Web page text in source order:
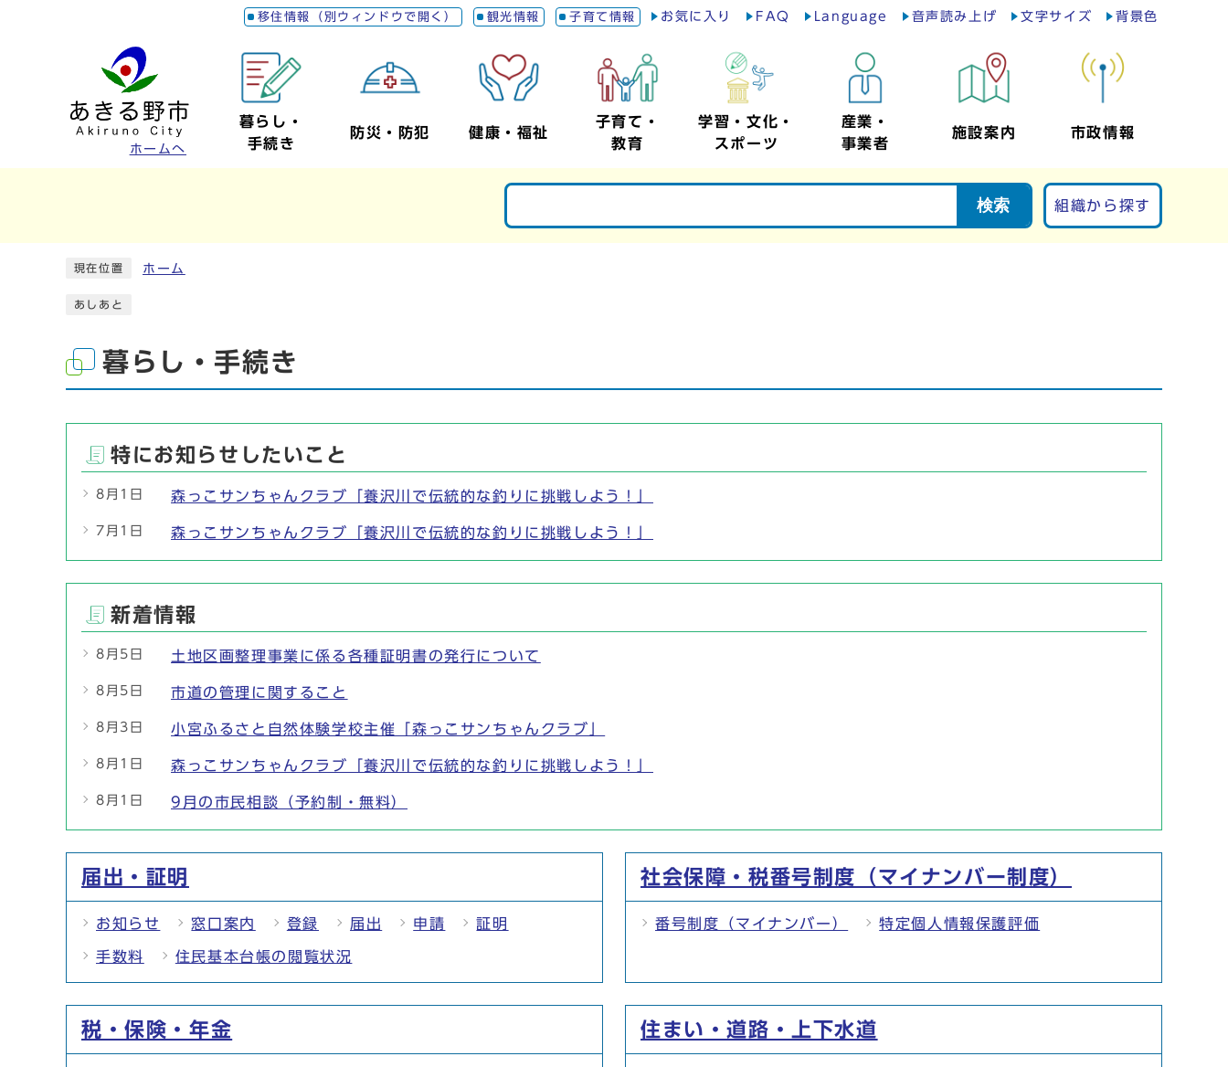
移住情報（別ウィンドウで開く） 観光情報 子育て情報 お気に入り FAQ Language 音声読み上げ 文字サイズ 背景色
ホームへ
暮らし・
手続き
防災・防犯 健康・福祉
子育て・
教育
学習・文化・
スポーツ
産業・
事業者
施設案内 市政情報
検索 組織から探す
現在位置 ホーム
あしあと
暮らし・手続き
特にお知らせしたいこと
8月1日 森っこサンちゃんクラブ「養沢川で伝統的な釣りに挑戦しよう！」
7月1日 森っこサンちゃんクラブ「養沢川で伝統的な釣りに挑戦しよう！」
新着情報
8月5日 土地区画整理事業に係る各種証明書の発行について
8月5日 市道の管理に関すること
8月3日 小宮ふるさと自然体験学校主催「森っこサンちゃんクラブ」
8月1日 森っこサンちゃんクラブ「養沢川で伝統的な釣りに挑戦しよう！」
8月1日 9月の市民相談（予約制・無料）
届出・証明
お知らせ 窓口案内 登録 届出 申請 証明
手数料 住民基本台帳の閲覧状況
社会保障・税番号制度（マイナンバー制度）
番号制度（マイナンバー） 特定個人情報保護評価
税・保険・年金 住まい・道路・上下水道